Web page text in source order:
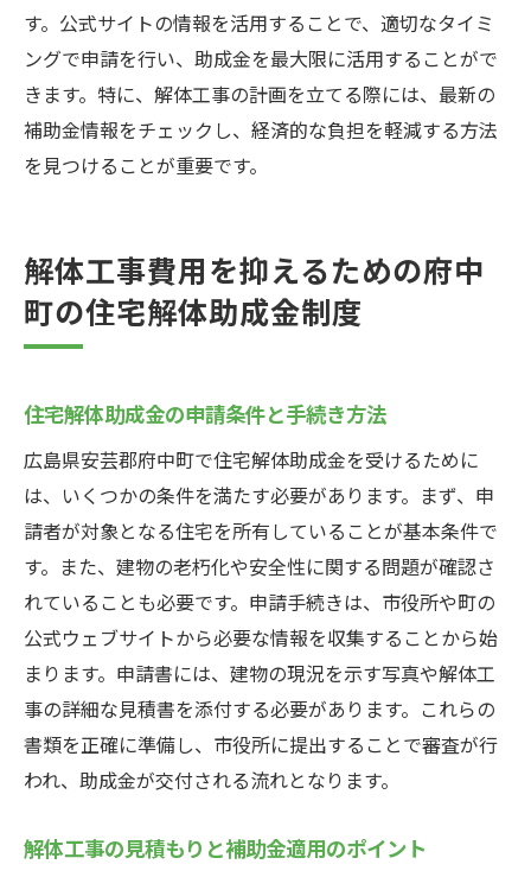
最大限に補助金を活用した解体工事の実例
地域と協力して補助金を有効に活用する方
法
府中町で解体工事費用を削減するためのエコ助
リサイクル材の活用でエコ助成金を受け取
る
エコ助成金を利用するための具体的な手順
低環境負荷の解体工事プロジェクト事例
エコ助成金の利用で地域社会に貢献する方
法
す。公式サイトの情報を活用することで、適切なタイミ
ングで申請を行い、助成金を最大限に活用することがで
きます。特に、解体工事の計画を立てる際には、最新の
補助金情報をチェックし、経済的な負担を軽減する方法
を見つけることが重要です。
解体工事費用を抑えるための府中
町の住宅解体助成金制度
住宅解体助成金の申請条件と手続き方法
広島県安芸郡府中町で住宅解体助成金を受けるために
は、いくつかの条件を満たす必要があります。まず、申
請者が対象となる住宅を所有していることが基本条件で
す。また、建物の老朽化や安全性に関する問題が確認さ
れていることも必要です。申請手続きは、市役所や町の
公式ウェブサイトから必要な情報を収集することから始
まります。申請書には、建物の現況を示す写真や解体工
事の詳細な見積書を添付する必要があります。これらの
書類を正確に準備し、市役所に提出することで審査が行
われ、助成金が交付される流れとなります。
解体工事の見積もりと補助金適用のポイント